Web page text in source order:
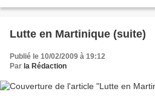
Lutte en Martinique (suite)
Publié le 10/02/2009 à 19:12
Par la Rédaction